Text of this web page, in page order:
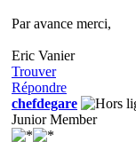
Par avance merci,
Eric Vanier
Trouver
Répondre
chefdegare
Junior Member